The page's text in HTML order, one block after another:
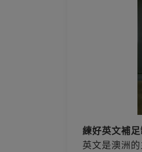
練好英文補
英文是澳洲